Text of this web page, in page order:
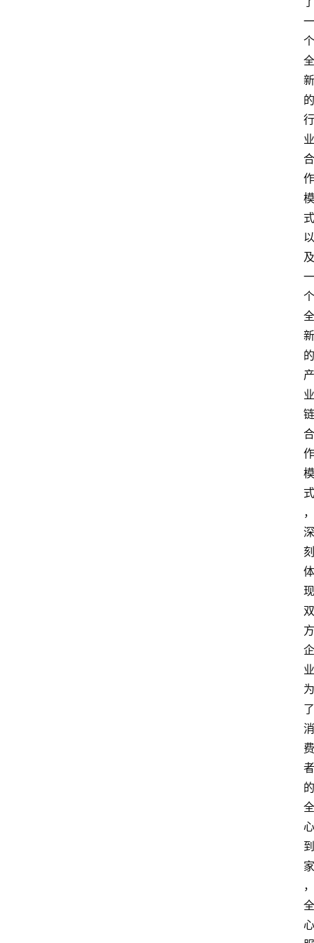
一
个
全
新
的
行
业
合
作
模
式
以
及
一
个
全
新
的
产
业
链
合
作
模
式
，
深
刻
体
现
双
方
企
业
为
了
消
费
者
的
全
心
到
家
，
全
心